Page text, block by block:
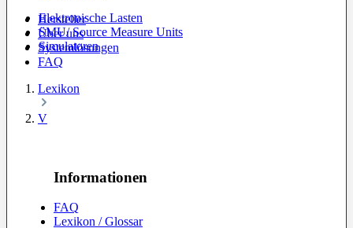
Elektronische Lasten
SMU/ Source Measure Units
Simulatoren
Hersteller
Über uns
Systemlösungen
FAQ
Lexikon
V
Informationen
FAQ
Lexikon / Glossar